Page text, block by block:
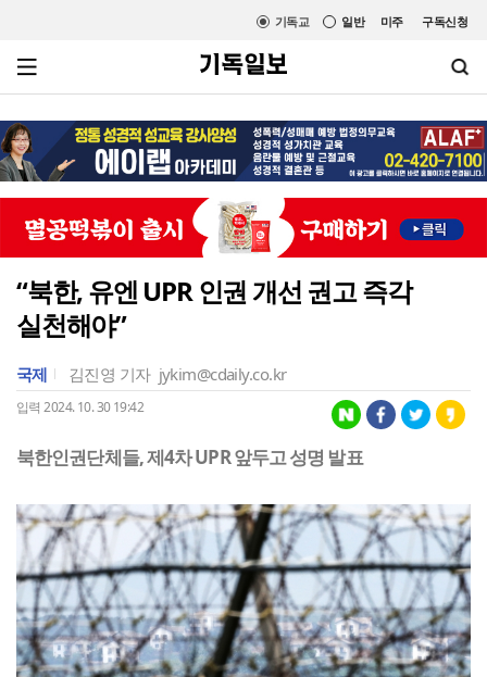
미주 구독신청
일반
기독교
“북한, 유엔 UPR 인권 개선 권고 즉각
실천해야”
국제 김진영 기자 jykim@cdaily.co.kr
입력 2024. 10. 30 19:42
북한인권단체들, 제4차 UPR 앞두고 성명 발표